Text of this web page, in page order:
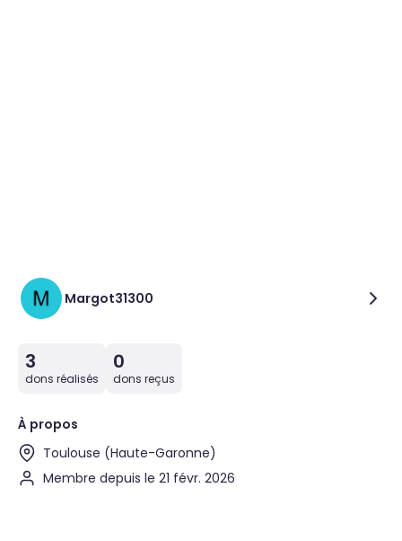
Margot31300
3
dons réalisés
0
dons reçus
À propos
Toulouse (Haute-Garonne)
Membre depuis le 21 févr. 2026